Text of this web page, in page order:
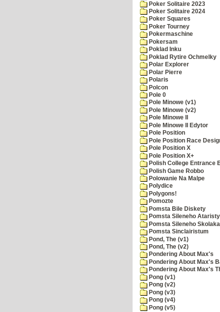
Poker Solitaire 2023
Poker Solitaire 2024
Poker Squares
Poker Tourney
Pokermaschine
Pokersam
Poklad Inku
Poklad Rytire Ochmelky
Polar Explorer
Polar Pierre
Polaris
Polcon
Pole 0
Pole Minowe (v1)
Pole Minowe (v2)
Pole Minowe II
Pole Minowe II Edytor
Pole Position
Pole Position Race
Pole Position X
Pole Position X+
Polish College Entrance
Polish Game Robbo
Polowanie Na Malpe
Polydice
Polygons!
Pomozte
Pomsta Bile Diskety
Pomsta Sileneho Ataristy
Pomsta Sileneho Skolaka
Pomsta Sinclairistum
Pond, The (v1)
Pond, The (v2)
Pondering About Max's
Pondering About Max's
Pondering About Max's
Pong (v1)
Pong (v2)
Pong (v3)
Pong (v4)
Pong (v5)